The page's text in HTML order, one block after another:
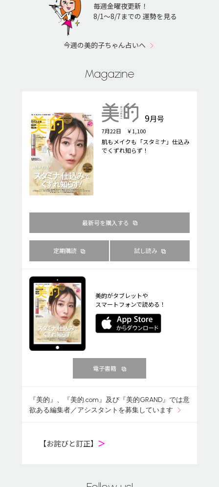
毎週金曜夜更新！
8/1〜8/7までの 運勢を見る
今週の美的子ちゃん占いへ
Magazine
9月号
7月22日 ￥1,100
肌もメイクも「スタミナ」仕込み
でくずれ知らず！
最新号を購入する
定期購読 試し読み
美的がタブレットや
スマートフォンで読める！
電子書籍
『美的』、『美的.com』及び『美的GRAND』では意
欲ある編集者／アシスタントを募集しています
【お詫びと訂正】 ＞